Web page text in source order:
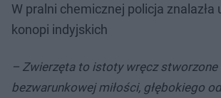
W pralni chemicznej policja znalazła
konopi indyjskich
– Zwierzęta to istoty wręcz stworzone
bezwarunkowej miłości, głębokiego